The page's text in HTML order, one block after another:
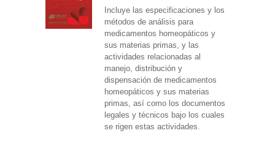
Incluye las especificaciones y los
métodos de análisis para
medicamentos homeopáticos y
sus materias primas, y las
actividades relacionadas al
manejo, distribución y
dispensación de medicamentos
homeopáticos y sus materias
primas, así como los documentos
legales y técnicos bajo los cuales
se rigen estas actividades.